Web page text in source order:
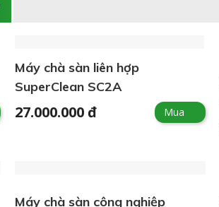
Máy chà sàn liên hợp
SuperClean SC2A
27.000.000 đ Mua
Máy chà sàn công nghiệp